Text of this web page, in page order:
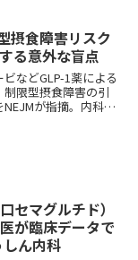
摂食障害リスク
る意外な盲点
などGLP-1薬による
限型摂食障害の引
が指摘。内科医
セマグルチド）
が臨床データで
ん内科